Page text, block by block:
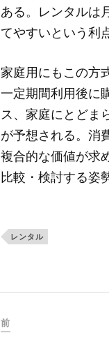
ある。レンタルは
てやすいという利
家庭用にもこの方
一定期間利用後に
ス、家庭にとどま
が予想される。消
複合的な価値が求
比較・検討する姿
レンタル
前